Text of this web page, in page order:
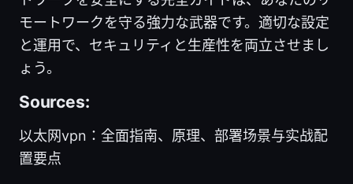
モートワークを守る強力な武器です。適切な設定
と運用で、セキュリティと生産性を両立させまし
ょう。
Sources:
以太网vpn：全面指南、原理、部署场景与实战配
置要点